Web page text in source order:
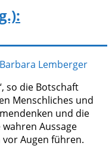
Barbara Lemberger
so die Botschaft
Menschliches und
und die
Aussage
Augen führen.